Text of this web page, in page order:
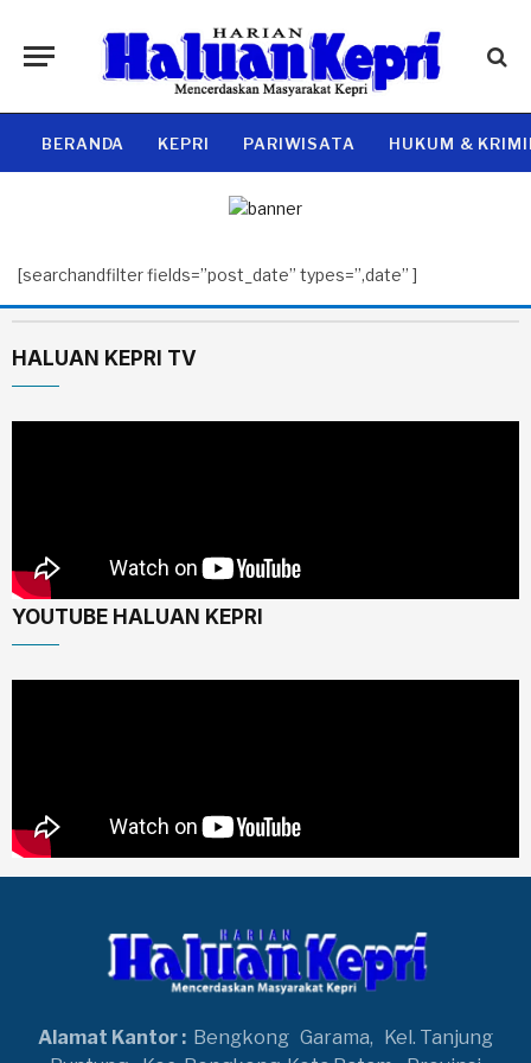
BERANDA KEPRI PARIWISATA HUKUM &
[searchandfilter fields=”post_date” types=”,date” ]
HALUAN KEPRI TV
YOUTUBE HALUAN KEPRI
Alamat Kantor : Bengkong Garama, Kel. Tanjung